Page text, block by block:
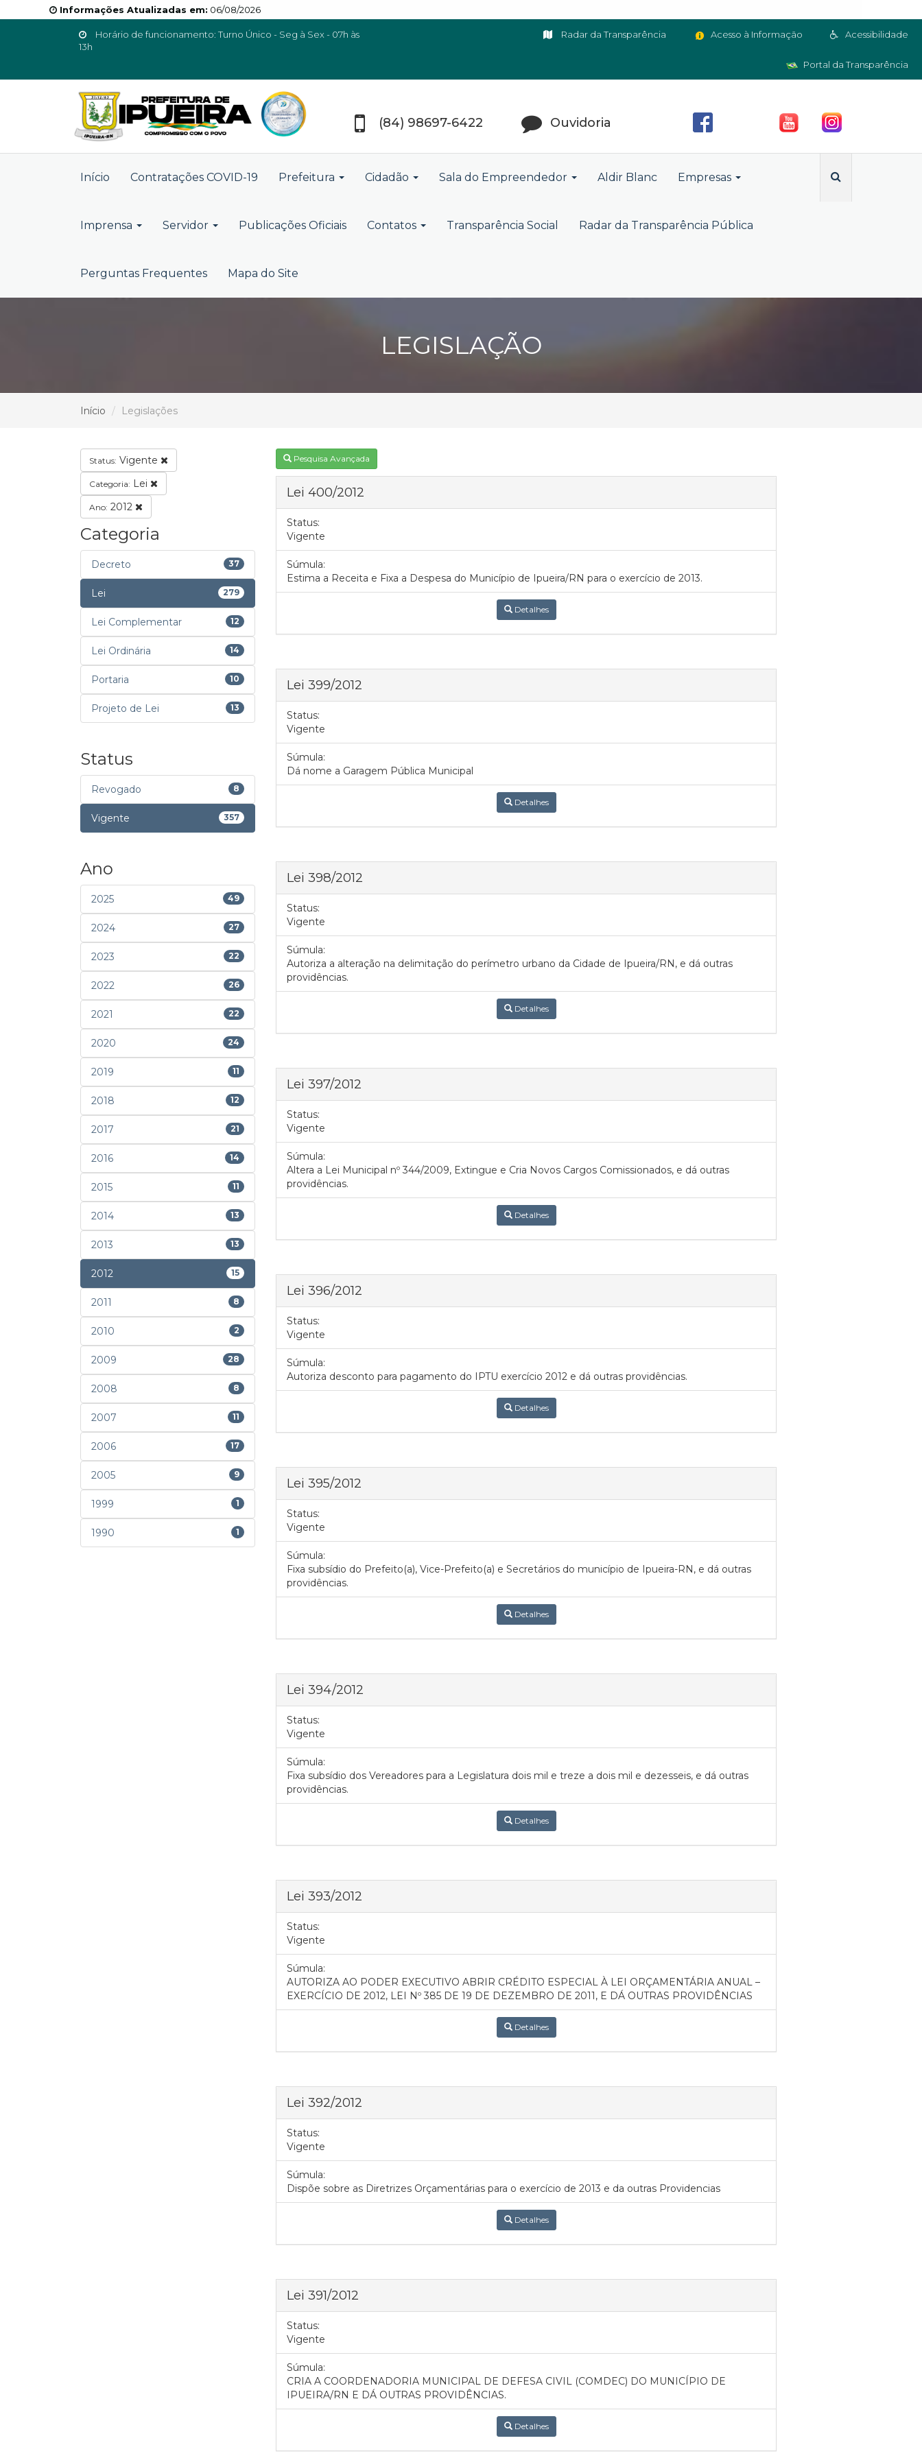
Informações Atualizadas em: 06/08/2026
Horário de funcionamento: Turno Único - Seg à Sex - 07h às
13h
Acessibilidade
Acesso à Informação
Radar da Transparência
Portal da Transparência
(84) 98697-6422 Ouvidoria
Início Contratações COVID-19 Prefeitura Cidadão Sala do Empreendedor Aldir Blanc Empresas
Imprensa Servidor Publicações Oficiais Contatos Transparência Social Radar da Transparência Pública
Perguntas Frequentes Mapa do Site
LEGISLAÇÃO
Início Legislações
Status: Vigente
Categoria: Lei
Ano: 2012
Categoria
Decreto 37
Lei 279
Lei Complementar 12
Lei Ordinária 14
Portaria 10
Projeto de Lei 13
Status
Revogado 8
Vigente 357
Ano
2025 49
2024 27
2023 22
2022 26
2021 22
2020 24
2019 11
2018 12
2017 21
2016 14
2015 11
2014 13
2013 13
2012 15
2011 8
2010 2
2009 28
2008 8
2007 11
2006 17
2005 9
1999 1
1990 1
Pesquisa Avançada
Lei 400/2012
Status:
Vigente
Súmula:
Estima a Receita e Fixa a Despesa do Município de Ipueira/RN para o exercício de 2013.
Detalhes
Lei 399/2012
Status:
Vigente
Súmula:
Dá nome a Garagem Pública Municipal
Detalhes
Lei 398/2012
Status:
Vigente
Súmula:
Autoriza a alteração na delimitação do perímetro urbano da Cidade de Ipueira/RN, e dá outras
providências.
Detalhes
Lei 397/2012
Status:
Vigente
Súmula:
Altera a Lei Municipal nº 344/2009, Extingue e Cria Novos Cargos Comissionados, e dá outras
providências.
Detalhes
Lei 396/2012
Status:
Vigente
Súmula:
Autoriza desconto para pagamento do IPTU exercício 2012 e dá outras providências.
Detalhes
Lei 395/2012
Status:
Vigente
Súmula:
Fixa subsídio do Prefeito(a), Vice-Prefeito(a) e Secretários do município de Ipueira-RN, e dá outras
providências.
Detalhes
Lei 394/2012
Status:
Vigente
Súmula:
Fixa subsídio dos Vereadores para a Legislatura dois mil e treze a dois mil e dezesseis, e dá outras
providências.
Detalhes
Lei 393/2012
Status:
Vigente
Súmula:
AUTORIZA AO PODER EXECUTIVO ABRIR CRÉDITO ESPECIAL À LEI ORÇAMENTÁRIA ANUAL –
EXERCÍCIO DE 2012, LEI Nº 385 DE 19 DE DEZEMBRO DE 2011, E DÁ OUTRAS PROVIDÊNCIAS
Detalhes
Lei 392/2012
Status:
Vigente
Súmula:
Dispõe sobre as Diretrizes Orçamentárias para o exercício de 2013 e da outras Providencias
Detalhes
Lei 391/2012
Status:
Vigente
Súmula:
CRIA A COORDENADORIA MUNICIPAL DE DEFESA CIVIL (COMDEC) DO MUNICÍPIO DE
IPUEIRA/RN E DÁ OUTRAS PROVIDÊNCIAS.
Detalhes